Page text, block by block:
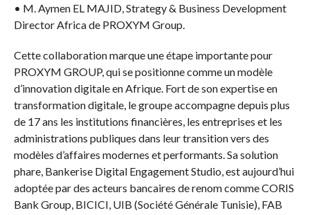
• M. Aymen EL MAJID, Strategy & Business Development
Director Africa de PROXYM Group.
Cette collaboration marque une étape importante pour
PROXYM GROUP, qui se positionne comme un modèle
d’innovation digitale en Afrique. Fort de son expertise en
transformation digitale, le groupe accompagne depuis plus
de 17 ans les institutions financières, les entreprises et les
administrations publiques dans leur transition vers des
modèles d’affaires modernes et performants. Sa solution
phare, Bankerise Digital Engagement Studio, est aujourd’hui
adoptée par des acteurs bancaires de renom comme CORIS
Bank Group, BICICI, UIB (Société Générale Tunisie), FAB